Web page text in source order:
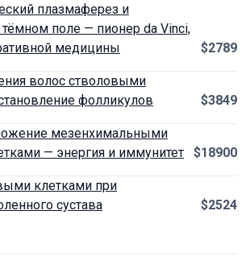
плазмаферез и
поле — пионер da Vinci,
медицины
$2789
волос стволовыми
фолликулов
$3849
мезенхимальными
— энергия и иммунитет
$18900
клетками при
сустава
$2524